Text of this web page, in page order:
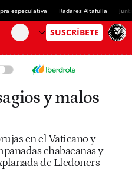
especulativa Radares Altafulla
y malos
en el Vaticano y
chabacanas y
de Lledoners